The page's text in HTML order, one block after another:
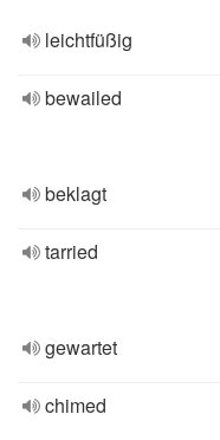
leichtfüßig
bewailed
beklagt
tarried
gewartet
chimed